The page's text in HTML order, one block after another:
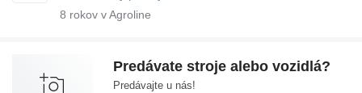
8 rokov v Agroline
Predávate stroje alebo vozidlá?
Predávajte u nás!